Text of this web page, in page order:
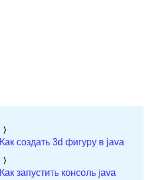
Как создать 3d фигуру в java
Как запустить консоль java